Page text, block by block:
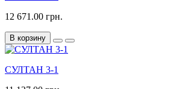
12 671.00 грн.
В корзину
СУЛТАН 3-1